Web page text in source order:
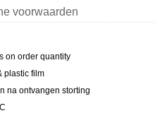
voorwaarden
on order quantity
plastic film
na ontvangen storting